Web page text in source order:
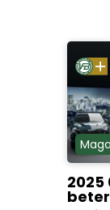
2025